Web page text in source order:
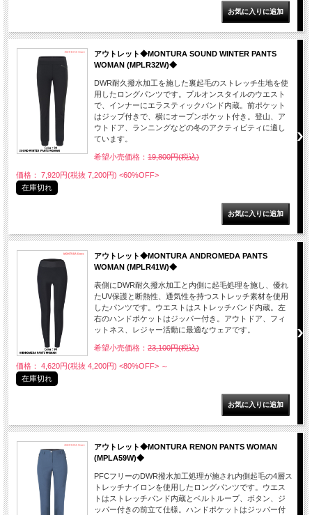
アウトレット◆MONTURA SOUND WINTER PANTS
WOMAN (MPLR32W)◆
DWR耐久撥水加工を施した裏起毛のストレッチ生地を使
用したロングパンツです。プルオンスタイルのウエスト
で、インナーにエラスティックバンド内蔵。前ポケット
はジップ付きで、横にオープンポケット付き。登山、ア
ウトドア、ランニングなどの冬のアクティビティに適し
ています。
希望小売価格： 19,800円(税込)
価格： 7,920円(税抜 7,200円) <60%OFF>
在庫切れ
アウトレット◆MONTURA ANDROMEDA PANTS
WOMAN (MPLR41W)◆
表側にDWR耐久撥水加工と内側に起毛処理を施し、優れ
たUV保護と断熱性、通気性を持つストレッチ素材を使用
したパンツです。ウエストはストレッチバンド内蔵。左
右のハンドポケットはジッパー付き。アウトドア、フィ
ットネス、レジャー活動に最適なウェアです。
希望小売価格： 23,100円(税込)
価格： 4,620円(税抜 4,200円) <80%OFF> ～
在庫切れ
アウトレット◆MONTURA RENON PANTS WOMAN
(MPLA59W)◆
PFCフリーのDWR撥水加工処理が施され内側起毛の4層ス
トレッチナイロンを使用したロングパンツです。ウエス
トはストレッチバンド内蔵とベルトループ、ボタン、ジ
ッパー付きの前立て仕様。ハンドポケットはジッパー付